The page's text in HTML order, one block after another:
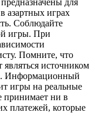
для
азартных играх
Соблюдайте
игры. При
Помните, что
являться источником
Информационный
игры на реальные
принимает ни в
платежей, которые